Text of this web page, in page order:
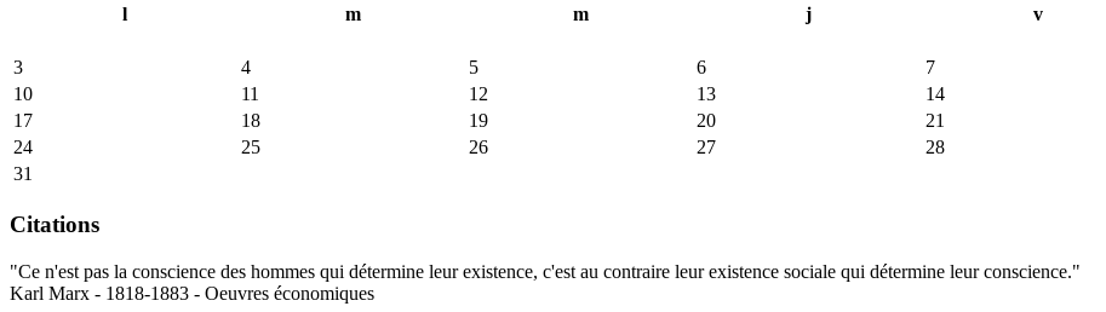
l
m m j v
3
4 5 6 7
10
11 12 13 14
17
18 19 20 21
24
25 26 27 28
31
Citations
"Ce n'est pas la conscience des hommes qui détermine leur existence, c'est au contraire leur existence sociale qui détermine leur conscience."
Karl Marx - 1818-1883 - Oeuvres économiques